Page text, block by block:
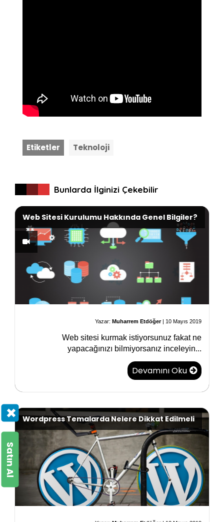
Satın Al
Etiketler Teknoloji
Bunlarda İlginizi Çekebilir
Web Sitesi Kurulumu Hakkında Genel Bilgiler?
Yazar: Muharrem Etdöğer| 10 Mayıs 2019
Web sitesi kurmak istiyorsunuz fakat ne
yapacağınızı bilmiyorsanız inceleyin...
Devamını Oku
Wordpress Temalarda Nelere Dikkat Edilmeli